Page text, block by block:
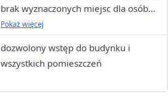
brak wyznaczonych miejsc dla osób
niepełnosprawnych
Pokaż więcej
dozwolony wstęp do budynku i
wszystkich pomieszczeń